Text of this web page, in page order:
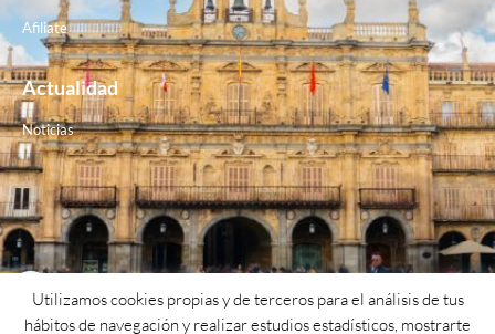
Afiliate
Actualidad
Noticias
Contacto
Utilizamos cookies propias y de terceros para el análisis de tus
hábitos de navegación y realizar estudios estadísticos, mostrarte